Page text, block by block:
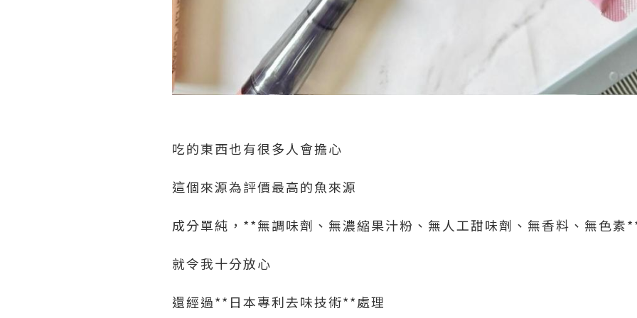
吃的東西也有很多人會擔心
這個來源為評價最高的魚來源
成分單純，**無調味劑、無濃縮果汁粉、無人工甜味劑、無香料、無色素
就令我十分放心
還經過**日本專利去味技術**處理